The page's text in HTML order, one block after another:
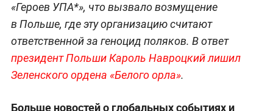
«Героев УПА*», что вызвало возмущение
в Польше, где эту организацию считают
ответственной за геноцид поляков. В ответ
президент Польши Кароль Навроцкий лишил
Зеленского ордена «Белого орла».
Больше новостей о глобальных событиях и